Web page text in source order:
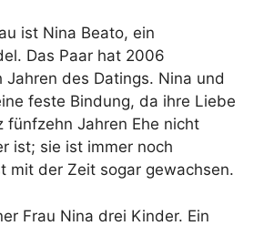
ist Nina Beato, ein
Das Paar hat 2006
Jahren des Datings. Nina und
feste Bindung, da ihre Liebe
fünfzehn Jahren Ehe nicht
ist; sie ist immer noch
mit der Zeit sogar gewachsen.
Frau Nina drei Kinder. Ein